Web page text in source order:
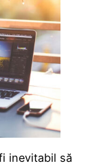
inevitabil să